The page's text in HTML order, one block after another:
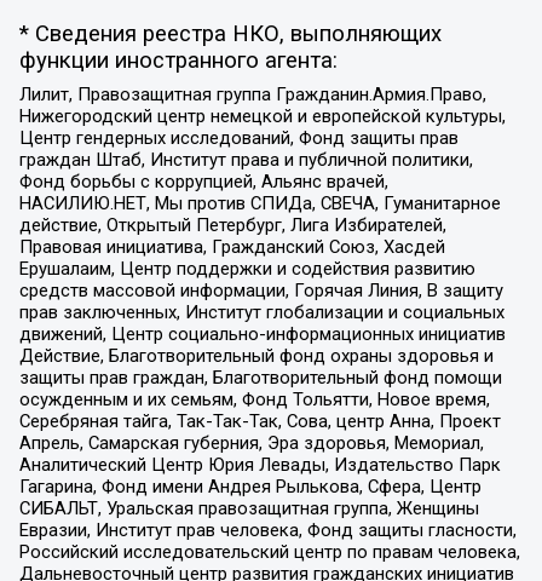
* Сведения реестра НКО, выполняющих
функции иностранного агента:
Лилит, Правозащитная группа Гражданин.Армия.Право,
Нижегородский центр немецкой и европейской культуры,
Центр гендерных исследований, Фонд защиты прав
граждан Штаб, Институт права и публичной политики,
Фонд борьбы с коррупцией, Альянс врачей,
НАСИЛИЮ.НЕТ, Мы против СПИДа, СВЕЧА, Гуманитарное
действие, Открытый Петербург, Лига Избирателей,
Правовая инициатива, Гражданский Союз, Хасдей
Ерушалаим, Центр поддержки и содействия развитию
средств массовой информации, Горячая Линия, В защиту
прав заключенных, Институт глобализации и социальных
движений, Центр социально-информационных инициатив
Действие, Благотворительный фонд охраны здоровья и
защиты прав граждан, Благотворительный фонд помощи
осужденным и их семьям, Фонд Тольятти, Новое время,
Серебряная тайга, Так-Так-Так, Сова, центр Анна, Проект
Апрель, Самарская губерния, Эра здоровья, Мемориал,
Аналитический Центр Юрия Левады, Издательство Парк
Гагарина, Фонд имени Андрея Рылькова, Сфера, Центр
СИБАЛЬТ, Уральская правозащитная группа, Женщины
Евразии, Институт прав человека, Фонд защиты гласности,
Российский исследовательский центр по правам человека,
Дальневосточный центр развития гражданских инициатив